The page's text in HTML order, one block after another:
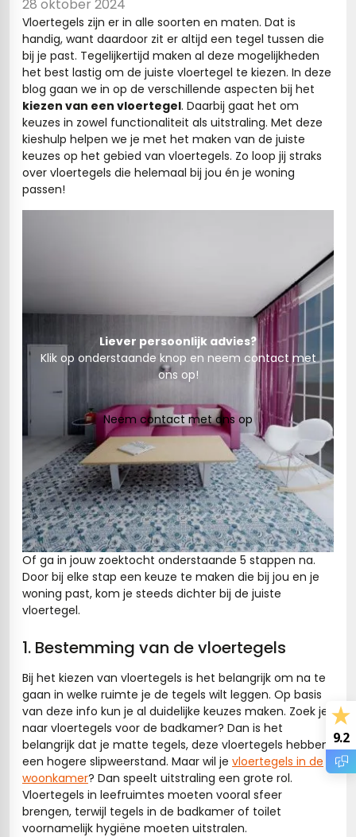
28 oktober 2024
Vloertegels zijn er in alle soorten en maten. Dat is
handig, want daardoor zit er altijd een tegel tussen die
bij je past. Tegelijkertijd maken al deze mogelijkheden
het best lastig om de juiste vloertegel te kiezen. In deze
blog gaan we in op de verschillende aspecten bij het
kiezen van een vloertegel. Daarbij gaat het om
keuzes in zowel functionaliteit als uitstraling. Met deze
kieshulp helpen we je met het maken van de juiste
keuzes op het gebied van vloertegels. Zo loop jij straks
over vloertegels die helemaal bij jou én je woning
passen!
Liever persoonlijk advies?
Klik op onderstaande knop en neem contact met
ons op!
Neem contact met ons op
Of ga in jouw zoektocht onderstaande 5 stappen na.
Door bij elke stap een keuze te maken die bij jou en je
woning past, kom je steeds dichter bij de juiste
vloertegel.
1. Bestemming van de vloertegels
Bij het kiezen van vloertegels is het belangrijk om na te
gaan in welke ruimte je de tegels wilt leggen. Op basis
van deze info kun je al duidelijke keuzes maken. Zoek je
naar vloertegels voor de badkamer? Dan is het
belangrijk dat je matte tegels, deze vloertegels hebben
een hogere slipweerstand. Maar wil je vloertegels in de
woonkamer? Dan speelt uitstraling een grote rol.
Vloertegels in leefruimtes moeten vooral sfeer
brengen, terwijl tegels in de badkamer of toilet
voornamelijk hygiëne moeten uitstralen.
9.2
(kloostertegels)
tegels
tegels
tegels
vloertegels
(multiformato)
33 x 33 cm
wandtegels
wandtegels